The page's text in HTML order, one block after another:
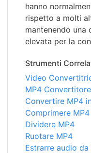
hanno
rispetto a molti
mantenendo una
elevata per la
Strumenti
Video
MP4 Convertitore
Convertire MP4
Comprimere MP4
Dividere MP4
Ruotare MP4
Estrarre audio da